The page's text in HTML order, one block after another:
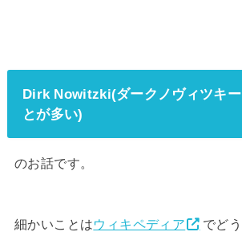
Dirk Nowitzki(ダークノヴィツキー
とが多い)
のお話です。
細かいことはウィキペディア でど